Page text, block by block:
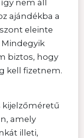
így nem áll
ajándékba a
eleinte
biztos, hogy
kell fizetnem.
kijelzőméretű
amely
illeti,